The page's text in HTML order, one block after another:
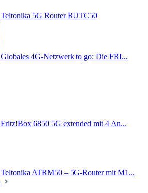
Teltonika 5G Router RUTC50
Globales 4G-Netzwerk to go: Die FRI...
Fritz!Box 6850 5G extended mit 4 An...
Teltonika ATRM50 – 5G-Router mit M1...